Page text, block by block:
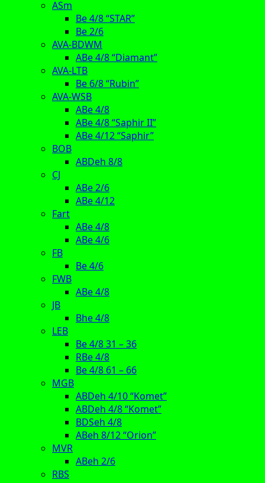
ASm
Be 4/8 “STAR”
Be 2/6
AVA-BDWM
ABe 4/8 “Diamant”
AVA-LTB
Be 6/8 “Rubin”
AVA-WSB
ABe 4/8
ABe 4/8 “Saphir II”
ABe 4/12 “Saphir”
BOB
ABDeh 8/8
CJ
ABe 2/6
ABe 4/12
Fart
ABe 4/8
ABe 4/6
FB
Be 4/6
FWB
ABe 4/8
JB
Bhe 4/8
LEB
Be 4/8 31 – 36
RBe 4/8
Be 4/8 61 – 66
MGB
ABDeh 4/10 “Komet”
ABDeh 4/8 “Komet”
BDSeh 4/8
ABeh 8/12 “Orion”
MVR
ABeh 2/6
RBS